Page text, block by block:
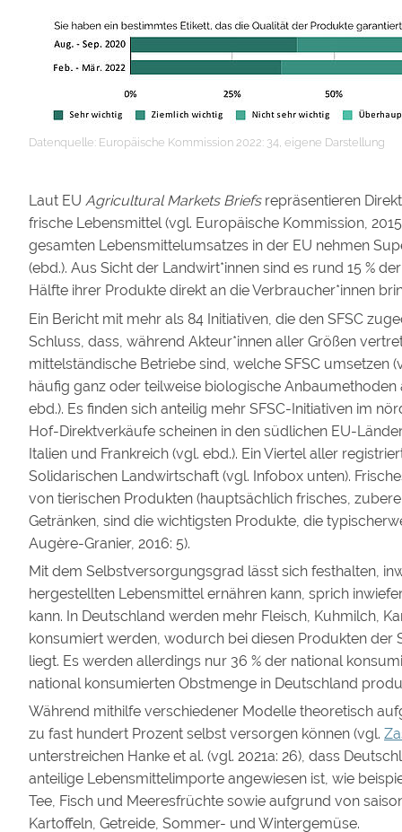
Datenquelle: Europäische Kommission 2022: 34, eigene Darstellung
Laut EU Agricultural Markets Briefsrepräsentieren
frische Lebensmittel (vgl. Europäische Kommission,
gesamten Lebensmittelumsatzes in der EU nehmen
(ebd.). Aus Sicht der Landwirt*innen sind es rund 15 %
Hälfte ihrer Produkte direkt an die Verbraucher*innen
Ein Bericht mit mehr als 84 Initiativen, die den SFSC
Schluss, dass, während Akteur*innen aller Größen
mittelständische Betriebe sind, welche SFSC umsetzen
häufig ganz oder teilweise biologische Anbaumethoden
ebd.). Es finden sich anteilig mehr SFSC-Initiativen im
Hof-Direktverkäufe scheinen in den südlichen EU-
Italien und Frankreich (vgl. ebd.). Ein Viertel aller
Solidarischen Landwirtschaft (vgl. Infobox unten).
von tierischen Produkten (hauptsächlich frisches,
Getränken, sind die wichtigsten Produkte, die
Augère-Granier, 2016: 5).
Mit dem Selbstversorgungsgrad lässt sich festhalten,
hergestellten Lebensmittel ernähren kann, sprich
kann. In Deutschland werden mehr Fleisch, Kuhmilch,
konsumiert werden, wodurch bei diesen Produkten der
liegt. Es werden allerdings nur 36 % der national
national konsumierten Obstmenge in Deutschland
Während mithilfe verschiedener Modelle theoretisch
zu fast hundert Prozent selbst versorgen können (vgl.
unterstreichen Hanke et al. (vgl. 2021a: 26), dass
anteilige Lebensmittelimporte angewiesen ist, wie
Tee, Fisch und Meeresfrüchte sowie aufgrund von
Kartoffeln, Getreide, Sommer- und Wintergemüse.